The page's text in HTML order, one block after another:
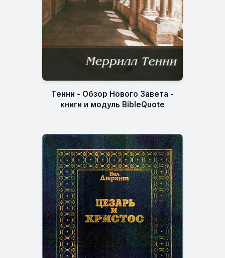
Тенни - Обзор Нового Завета -
книги и модуль BibleQuote